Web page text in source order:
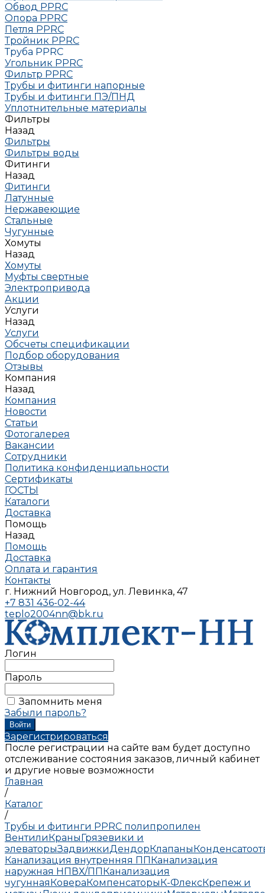
Обвод РРRC
Опора РРRC
Петля РРRC
Тройник РРRC
Труба РРRC
Угольник РРRC
Фильтр PPRC
Трубы и фитинги напорные
Трубы и фитинги ПЭ/ПНД
Уплотнительные материалы
Фильтры
Назад
Фильтры
Фильтры воды
Фитинги
Назад
Фитинги
Латунные
Нержавеющие
Стальные
Чугунные
Хомуты
Назад
Хомуты
Муфты свертные
Электропривода
Акции
Услуги
Назад
Услуги
Обсчеты спецификации
Подбор оборудования
Отзывы
Компания
Назад
Компания
Новости
Статьи
Фотогалерея
Вакансии
Сотрудники
Политика конфиденциальности
Сертификаты
ГОСТЫ
Каталоги
Доставка
Помощь
Назад
Помощь
Доставка
Оплата и гарантия
Контакты
г. Нижний Новгород, ул. Левинка, 47
+7 831 436-02-44
teplo2004nn@bk.ru
Логин
Пароль
Запомнить меня
Забыли пароль?
Зарегистрироваться
После регистрации на сайте вам будет доступно
отслеживание состояния заказов, личный кабинет
и другие новые возможности
Главная
/
Каталог
/
Трубы и фитинги PPRC полипропилен
ВентилиКраныГрязевики и
элеваторыЗадвижкиДендорКлапаны
Канализация внутренняя ППКанализация
наружная НПВХ/ППКанализация
чугуннаяКовераКомпенсаторыК-ФлексКрепеж и